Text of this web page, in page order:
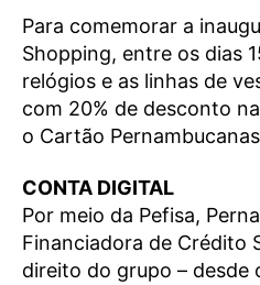
Para comemorar a
Shopping, entre os dias
relógios e as linhas de
com 20% de desconto
o Cartão
CONTA DIGITAL
Por meio da Pefisa,
Financiadora de Crédito
direito do grupo – desde